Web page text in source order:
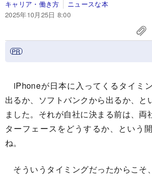
キャリア・働き方
ニュースな本
2025年10月25日 8:00
iPhoneが日本に入ってくるタイミ
出るか、ソフトバンクから出るか、と
ました。それが自社に決まる前は、両
ターフェースをどうするか、という
ね。
そういうタイミングだったからこそ